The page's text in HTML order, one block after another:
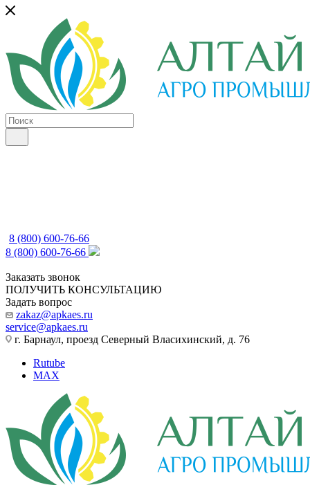
8 (800) 600-76-66
8 (800) 600-76-66
Заказать звонок
ПОЛУЧИТЬ КОНСУЛЬТАЦИЮ
Задать вопрос
zakaz@apkaes.ru
service@apkaes.ru
г. Барнаул, проезд Северный Власихинский, д. 76
Rutube
MAX